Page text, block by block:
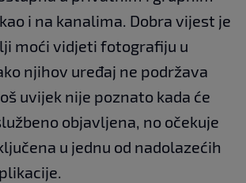
i na kanalima. Dobra vijest je
moći vidjeti fotografiju u
njihov uređaj ne podržava
uvijek nije poznato kada će
objavljena, no očekuje
u jednu od nadolazećih